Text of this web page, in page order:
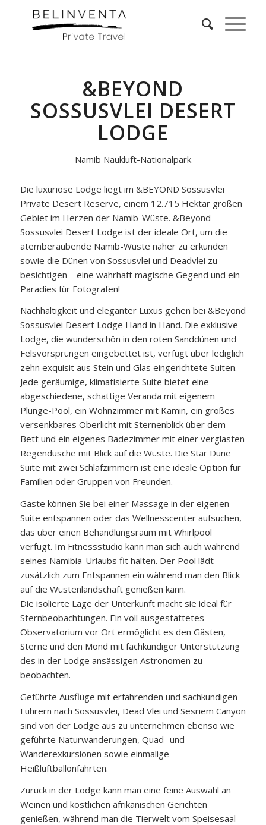
&BEYOND
SOSSUSVLEI DESERT
LODGE
Namib Naukluft-Nationalpark
Die luxuriöse Lodge liegt im &BEYOND Sossusvlei
Private Desert Reserve, einem 12.715 Hektar großen
Gebiet im Herzen der Namib-Wüste. &Beyond
Sossusvlei Desert Lodge ist der ideale Ort, um die
atemberaubende Namib-Wüste näher zu erkunden
sowie die Dünen von Sossusvlei und Deadvlei zu
besichtigen – eine wahrhaft magische Gegend und ein
Paradies für Fotografen!
Nachhaltigkeit und eleganter Luxus gehen bei &Beyond
Sossusvlei Desert Lodge Hand in Hand. Die exklusive
Lodge, die wunderschön in den roten Sanddünen und
Felsvorsprüngen eingebettet ist, verfügt über lediglich
zehn exquisit aus Stein und Glas eingerichtete Suiten.
Jede geräumige, klimatisierte Suite bietet eine
abgeschiedene, schattige Veranda mit eigenem
Plunge-Pool, ein Wohnzimmer mit Kamin, ein großes
versenkbares Oberlicht mit Sternenblick über dem
Bett und ein eigenes Badezimmer mit einer verglasten
Regendusche mit Blick auf die Wüste. Die Star Dune
Suite mit zwei Schlafzimmern ist eine ideale Option für
Familien oder Gruppen von Freunden.
Gäste können Sie bei einer Massage in der eigenen
Suite entspannen oder das Wellnesscenter aufsuchen,
das über einen Behandlungsraum mit Whirlpool
verfügt. Im Fitnessstudio kann man sich auch während
seines Namibia-Urlaubs fit halten. Der Pool lädt
zusätzlich zum Entspannen ein während man den Blick
auf die Wüstenlandschaft genießen kann.
Die isolierte Lage der Unterkunft macht sie ideal für
Sternbeobachtungen. Ein voll ausgestattetes
Observatorium vor Ort ermöglicht es den Gästen,
Sterne und den Mond mit fachkundiger Unterstützung
des in der Lodge ansässigen Astronomen zu
beobachten.
Geführte Ausflüge mit erfahrenden und sachkundigen
Führern nach Sossusvlei, Dead Vlei und Sesriem Canyon
sind von der Lodge aus zu unternehmen ebenso wie
geführte Naturwanderungen, Quad- und
Wanderexkursionen sowie einmalige
Heißluftballonfahrten.
Zurück in der Lodge kann man eine feine Auswahl an
Weinen und köstlichen afrikanischen Gerichten
genießen, während man die Tierwelt vom Speisesaal